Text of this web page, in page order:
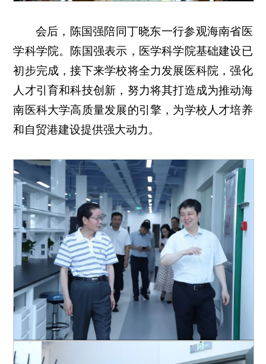
会后，陈国强陪同丁晓东一行参观海南省医
学科学院。陈国强表示，医学科学院基础建设已
初步完成，接下来学校将全力发展医科院，强化
人才引育和科技创新，努力将其打造成为推动海
南医科大学高质量发展的引擎，为学校人才培养
和自贸港建设提供强大动力。